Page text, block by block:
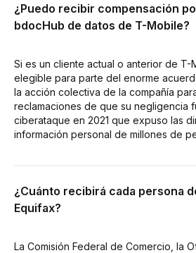
¿Puedo recibir compensación
bdocHub de datos de T-Mobile?
Si es un cliente actual o anterior de T-
elegible para parte del enorme
la acción colectiva de la compañía
reclamaciones de que su negligencia
ciberataque en 2021 que expuso las
información personal de millones de
¿Cuánto recibirá cada persona
Equifax?
La Comisión Federal de Comercio, la